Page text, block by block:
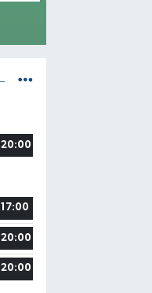
20:00
17:00
20:00
20:00